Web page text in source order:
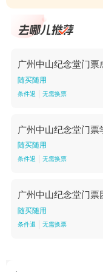
广州中山纪念堂门票
随买随用
条件退 无需换票
广州中山纪念堂门票
随买随用
条件退 无需换票
广州中山纪念堂门票
随买随用
条件退 无需换票